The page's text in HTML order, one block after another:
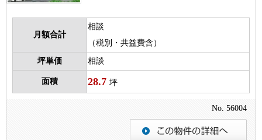
月額合計
相談
（税別・共益費含）
坪単価 相談
面積 28.7 坪
No. 56004